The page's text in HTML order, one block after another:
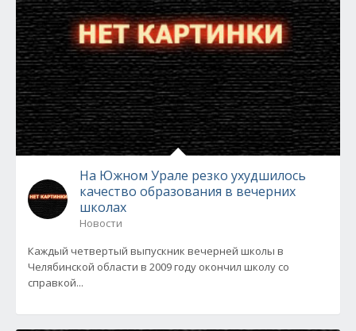
На Южном Урале резко ухудшилось
качество образования в вечерних
школах
Новости
Каждый четвертый выпускник вечерней школы в
Челябинской области в 2009 году окончил школу со
справкой...